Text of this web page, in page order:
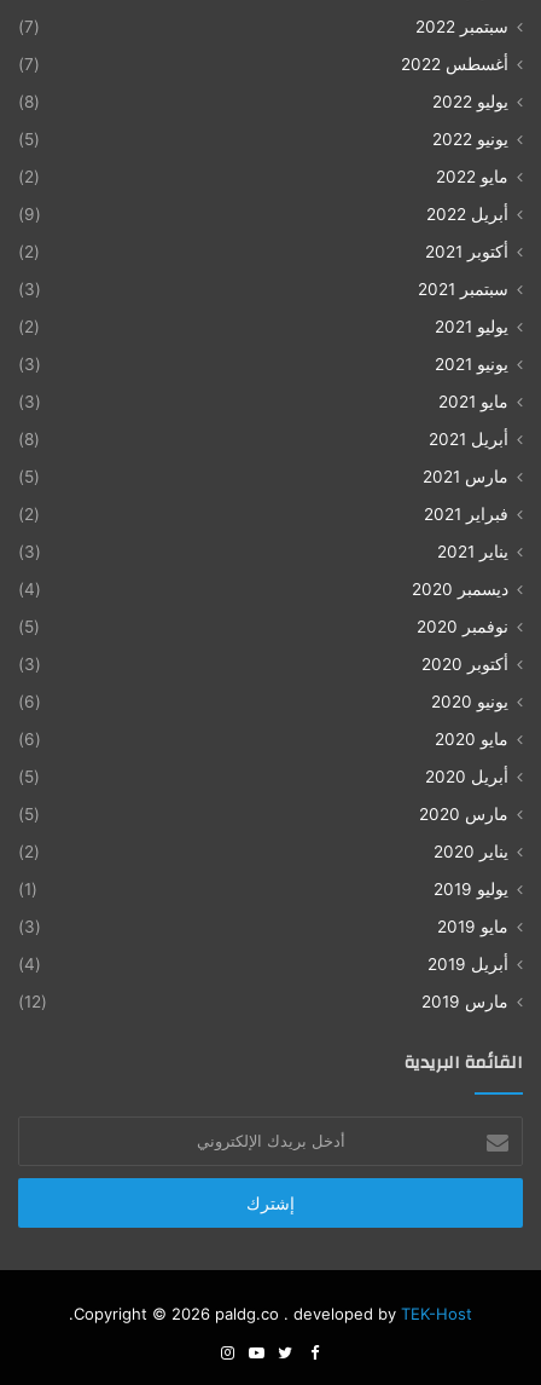
سبتمبر 2022
(7)
أغسطس 2022
(7)
يوليو 2022
(8)
يونيو 2022
(5)
مايو 2022
(2)
أبريل 2022
(9)
أكتوبر 2021
(2)
سبتمبر 2021
(3)
يوليو 2021
(2)
يونيو 2021
(3)
مايو 2021
(3)
أبريل 2021
(8)
مارس 2021
(5)
فبراير 2021
(2)
يناير 2021
(3)
ديسمبر 2020
(4)
نوفمبر 2020
(5)
أكتوبر 2020
(3)
يونيو 2020
(6)
مايو 2020
(6)
أبريل 2020
(5)
مارس 2020
(5)
يناير 2020
(2)
يوليو 2019
(1)
مايو 2019
(3)
أبريل 2019
(4)
مارس 2019
(12)
القائمة البريدية
بريدك
الإلكتروني
Copyright © 2026 paldg.co . developed by TEK-Host
.
Facebook
Twitter
YouTube